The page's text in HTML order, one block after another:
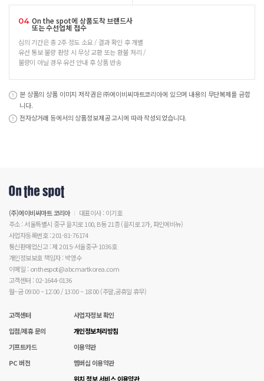
04 On the spot에 상품도착 브랜드사
또는 수선업체 접수
심의 기간은 총 2주 정도 소요 / 결과 확인 후 개별
유선 통보 불량 판정 시 무상 교환 또는 환불 처리 /
불량이 아닐 경우 유선 안내 후 상품 반송
본 상품의 상품 이미지 저작권은 ㈜에이비씨마트코리아에 있으며 내용의 무단복제를 금합
니다.
전자상거래 등에서의 상품정보제공 고시에 따라 작성되었습니다.
(주)에이비씨마트 코리아
대표이사 : 이기호
주소 : 서울특별시 중구 을지로 100, B동 21층 (을지로 2가, 파인에비뉴)
사업자등록번호 : 201-81-76174
통신판매업신고 : 제 2015-서울중구-1036호
개인정보보호 책임자 : 박영수
이메일 : onthespot@abcmartkorea.com
고객센터 : 02-1644-0136
월~금 09:00 ~ 12:00 / 13:00 ~ 18:00 (주말,공휴일 휴무)
고객센터
입점/제휴 문의
기프트카드
PC 버전
사업자정보 확인
개인정보처리방침
이용약관
멤버십 이용약관
위치 정보 서비스 이용약관